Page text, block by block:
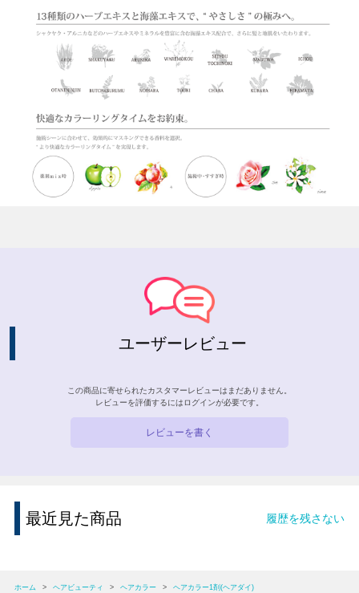
ユーザーレビュー
この商品に寄せられたカスタマーレビューはまだありません。
レビューを評価するには ログインが必要です。
レビューを書く
最近見た商品 履歴を残さない
ホーム > ヘアビューティ > ヘアカラー >
ヘアカラー1剤(ヘアダイ)